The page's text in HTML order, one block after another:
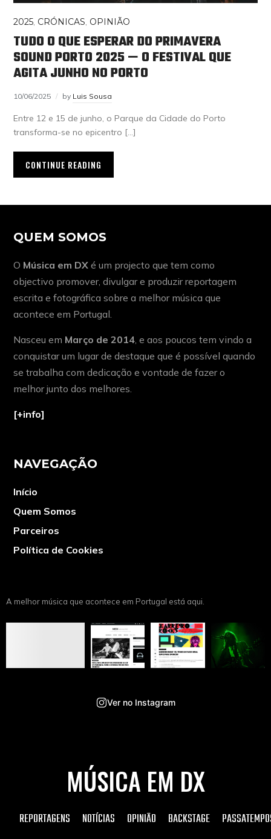
2025 CRÓNICAS OPINIÃO
TUDO O QUE ESPERAR DO PRIMAVERA
SOUND PORTO 2025 — O FESTIVAL QUE
AGITA JUNHO NO PORTO
10/06/2025 by Luis Sousa
Entre 12 e 15 de junho, o Parque da Cidade do Porto
transforma-se no epicentro […]
CONTINUE READING
QUEM SOMOS
O Música em DX é um projecto que tem como
objectivo promover, divulgar e produzir reportagem
escrita e fotográfica sobre a melhor música que
acontece em Portugal.
Nasceu em Março de 2014 , e aos poucos tem vindo a
conquistar um lugar de destaque que é possível quando
se trabalha com dedicação e vontade de fazer o
melhor junto dos melhores.
[+info]
NAVEGAÇÃO
Início
Quem Somos
Parceiros
Política de Cookies
A melhor música que acontece em Portugal está aqui.
Ver no Instagram
MÚSICA EM DX
REPORTAGENS NOTÍCIAS OPINIÃO BACKSTAGE